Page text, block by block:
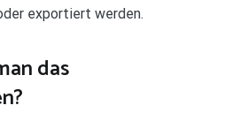
exportiert werden.
das